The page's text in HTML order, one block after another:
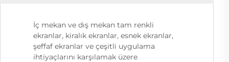
İç mekan ve dış mekan tam renkli
ekranlar, kiralık ekranlar, esnek ekranlar,
şeffaf ekranlar ve çeşitli uygulama
ihtiyaçlarını karşılamak üzere